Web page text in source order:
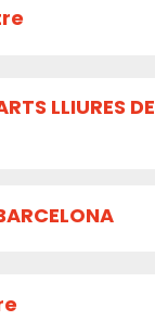
LLIURES DE